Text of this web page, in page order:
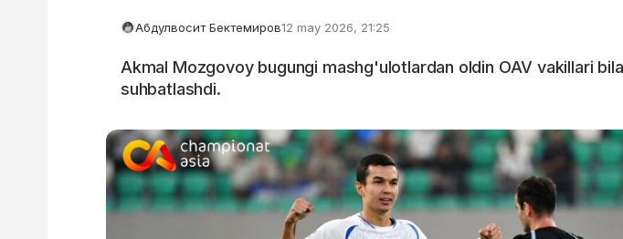
Абдулвосит Бектемиров12 may 2026, 21:25
Akmal Mozgovoy bugungi mashg'ulotlardan oldin OAV vakillari
suhbatlashdi.